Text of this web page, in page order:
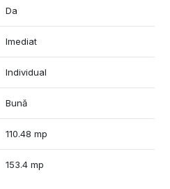
Da
Imediat
Individual
Bună
110.48 mp
153.4 mp